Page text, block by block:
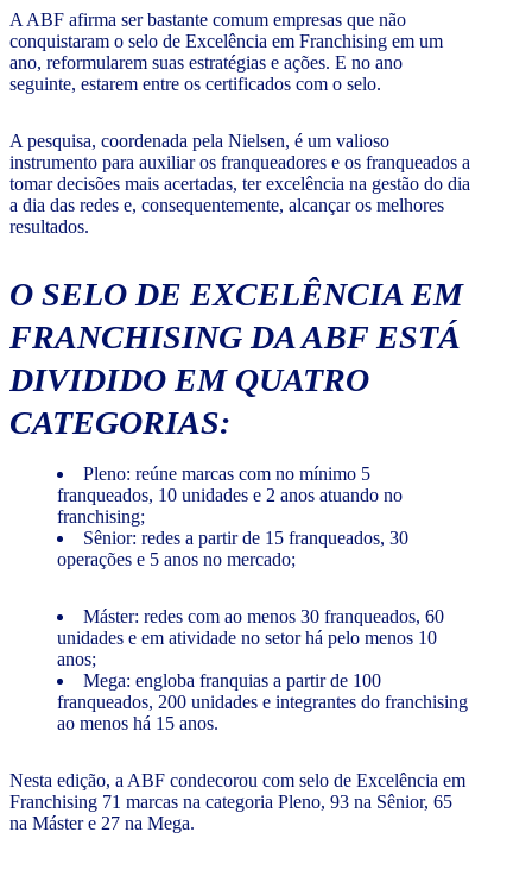
A ABF afirma ser bastante comum empresas que não
conquistaram o selo de Excelência em Franchising em um
ano, reformularem suas estratégias e ações. E no ano
seguinte, estarem entre os certificados com o selo.
A pesquisa, coordenada pela Nielsen, é um valioso
instrumento para auxiliar os franqueadores e os franqueados a
tomar decisões mais acertadas, ter excelência na gestão do dia
a dia das redes e, consequentemente, alcançar os melhores
resultados.
O SELO DE EXCELÊNCIA EM
FRANCHISING DA ABF ESTÁ
DIVIDIDO EM QUATRO
CATEGORIAS:
Pleno: reúne marcas com no mínimo 5
franqueados, 10 unidades e 2 anos atuando no
franchising;
Sênior: redes a partir de 15 franqueados, 30
operações e 5 anos no mercado;
Máster: redes com ao menos 30 franqueados, 60
unidades e em atividade no setor há pelo menos 10
anos;
Mega: engloba franquias a partir de 100
franqueados, 200 unidades e integrantes do franchising
ao menos há 15 anos.
Nesta edição, a ABF condecorou com selo de Excelência em
Franchising 71 marcas na categoria Pleno, 93 na Sênior, 65
na Máster e 27 na Mega.